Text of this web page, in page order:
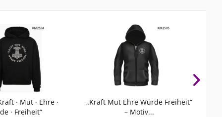
· Mut · Ehre ·
· Freiheit“
„Kraft Mut Ehre Würde Freiheit“
– Motiv...